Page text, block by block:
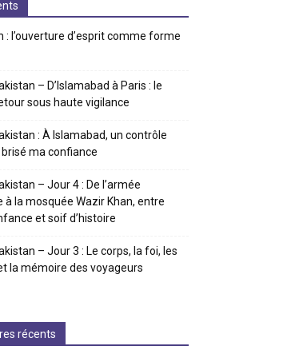
: l’ouverture d’esprit comme forme
– D’Islamabad à Paris : le
sous haute vigilance
: À Islamabad, un contrôle
ma confiance
– Jour 4 : De l’armée
à la mosquée Wazir Khan, entre
et soif d’histoire
– Jour 3 : Le corps, la foi, les
la mémoire des voyageurs
récents